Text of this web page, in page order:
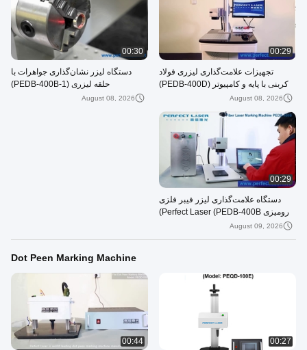
00:29
تجهیزات علامت‌گذاری لیزری فولاد
کربنی با پایه و کامپیوتر (PEDB-400D)
August 08, 2026
00:30
دستگاه لیزر نشان‌گذاری جواهرات با
حلقه لیزری (PEDB-400B-1)
August 08, 2026
00:29
دستگاه علامت‌گذاری لیزر فیبر فلزی
رومیزی Perfect Laser (PEDB-400B)
August 09, 2026
Dot Peen Marking Machine
00:27
00:44